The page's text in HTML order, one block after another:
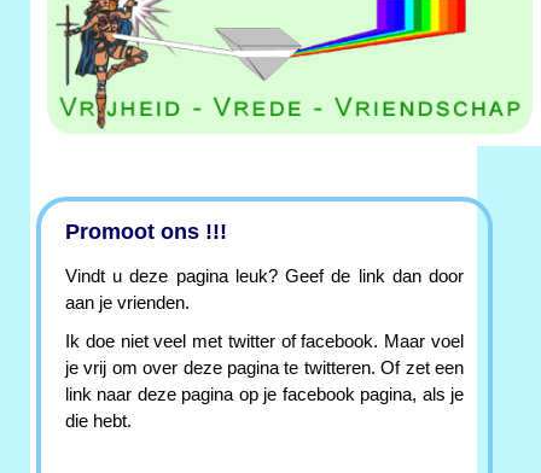
Promoot ons !!!
Vindt u deze pagina leuk? Geef de link dan door
aan je vrienden.
Ik doe niet veel met twitter of facebook. Maar voel
je vrij om over deze pagina te twitteren. Of zet een
link naar deze pagina op je facebook pagina, als je
die hebt.